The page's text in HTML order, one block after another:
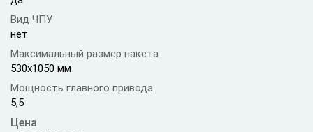
Вид ЧПУ
нет
Максимальный размер пакета
530х1050 мм
Мощность главного привода
5,5
Цена